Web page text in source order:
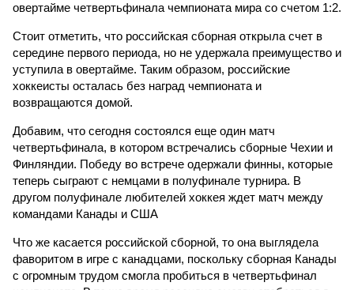
овертайме четвертьфинала чемпионата мира со счетом 1:2.
Стоит отметить, что российская сборная открыла счет в
середине первого периода, но не удержала преимущество и
уступила в овертайме. Таким образом, российские
хоккеисты осталась без наград чемпионата и
возвращаются домой.
Добавим, что сегодня состоялся еще один матч
четвертьфинала, в котором встречались сборные Чехии и
Финляндии. Победу во встрече одержали финны, которые
теперь сыграют с немцами в полуфинале турнира. В
другом полуфинале любителей хоккея ждет матч между
командами Канады и США
Что же касается российской сборной, то она выглядела
фаворитом в игре с канадцами, поскольку сборная Канады
с огромным трудом смогла пробиться в четвертьфинал